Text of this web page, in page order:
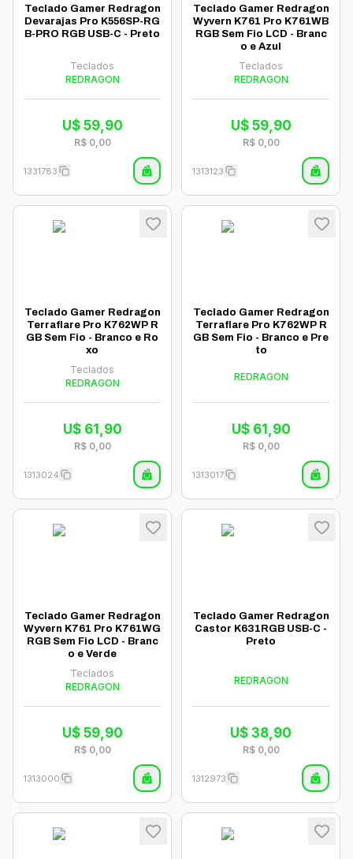
Teclado Gamer Redragon
Devarajas Pro K556SP-RG
B-PRO RGB USB-C - Preto
Teclados
REDRAGON
U$ 59,90
R$ 0,00
1331783
Teclado Gamer Redragon
Wyvern K761 Pro K761WB
RGB Sem Fio LCD - Branc
o e Azul
Teclados
REDRAGON
U$ 59,90
R$ 0,00
1313123
Teclado Gamer Redragon
Terraflare Pro K762WP R
GB Sem Fio - Branco e Ro
xo
Teclados
REDRAGON
U$ 61,90
R$ 0,00
1313024
Teclado Gamer Redragon
Terraflare Pro K762WP R
GB Sem Fio - Branco e Pre
to
REDRAGON
U$ 61,90
R$ 0,00
1313017
Teclado Gamer Redragon
Wyvern K761 Pro K761WG
RGB Sem Fio LCD - Branc
o e Verde
Teclados
REDRAGON
U$ 59,90
R$ 0,00
1313000
Teclado Gamer Redragon
Castor K631RGB USB-C -
Preto
REDRAGON
U$ 38,90
R$ 0,00
1312973